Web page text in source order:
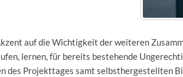
auf die Wichtigkeit der weiteren
lernen, für bereits bestehende
des Projekttages samt selbsthergestellten